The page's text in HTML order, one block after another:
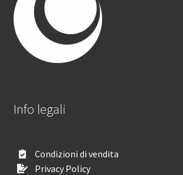
Info legali
Condizioni di vendita
Privacy Policy